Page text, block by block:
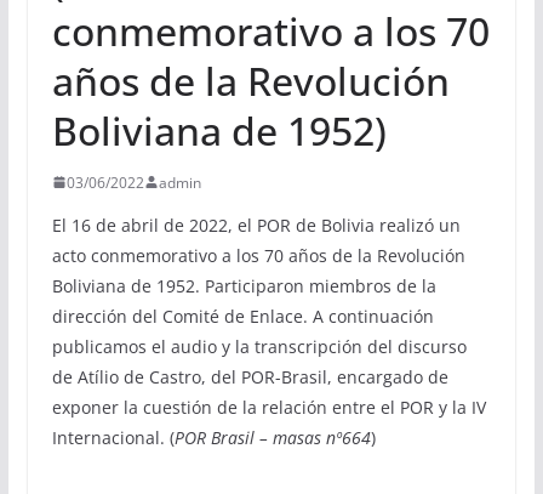
conmemorativo a los 70
años de la Revolución
Boliviana de 1952)
03/06/2022 admin
El 16 de abril de 2022, el POR de Bolivia realizó un
acto conmemorativo a los 70 años de la Revolución
Boliviana de 1952. Participaron miembros de la
dirección del Comité de Enlace. A continuación
publicamos el audio y la transcripción del discurso
de Atílio de Castro, del POR-Brasil, encargado de
exponer la cuestión de la relación entre el POR y la IV
Internacional. (POR Brasil – masas nº664)